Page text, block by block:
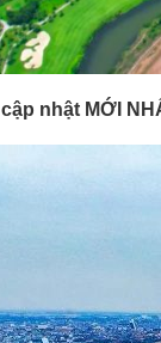
cập nhật MỚI